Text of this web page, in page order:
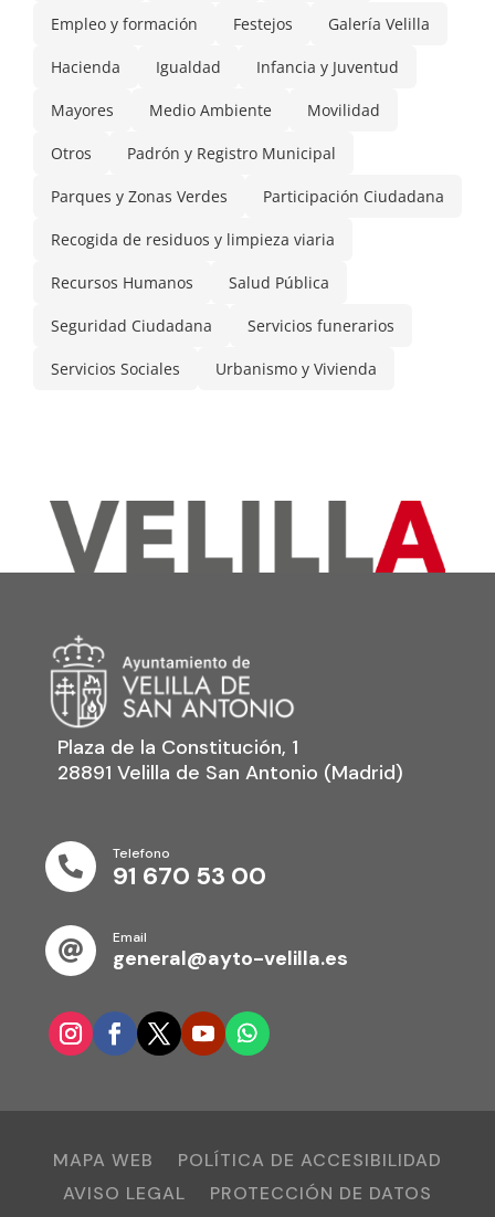
Empleo y formación Festejos Galería Velilla
Hacienda Igualdad Infancia y Juventud
Mayores Medio Ambiente Movilidad
Otros Padrón y Registro Municipal
Parques y Zonas Verdes Participación Ciudadana
Recogida de residuos y limpieza viaria
Recursos Humanos Salud Pública
Seguridad Ciudadana Servicios funerarios
Servicios Sociales Urbanismo y Vivienda
Plaza de la Constitución, 1
28891 Velilla de San Antonio (Madrid)

Telefono
91 670 53 00

Email
general@ayto-velilla.es
MAPA WEB
POLÍTICA DE ACCESIBILIDAD
AVISO LEGAL
PROTECCIÓN DE DATOS